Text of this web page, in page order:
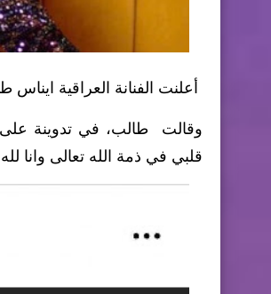
أعلنت الفنانة العراقية ايناس
قلبي في ذمة الله تعالى وانا